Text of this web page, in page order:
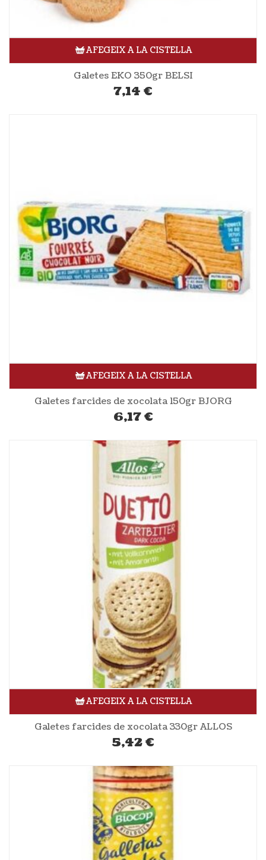
AFEGEIX A LA CISTELLA
Galetes EKO 350gr BELSI
7,14 €
AFEGEIX A LA CISTELLA
Galetes farcides de xocolata 150gr BJORG
6,17€
AFEGEIX A LA CISTELLA
Galetes farcides de xocolata 330gr ALLOS
5,42€